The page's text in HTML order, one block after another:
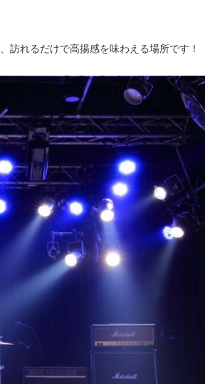
訪れるだけで高揚感を味わえる場所です！